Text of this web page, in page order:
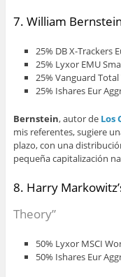
7. William
25% DB X-Trackers
25% Lyxor EMU
25% Vanguard Total
25% Ishares Eur
Bernstein, autor de Los
mis referentes, sugiere
plazo, con una
pequeña capitalización
8. Harry
Theory”
50% Lyxor MSCI
50% Ishares Eur